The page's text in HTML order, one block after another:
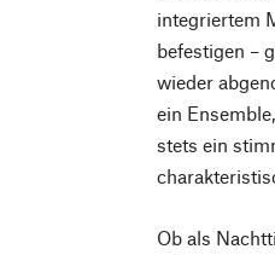
integriertem
befestigen –
wieder
ein
stets ein
Ob als